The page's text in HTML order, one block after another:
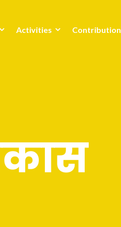
Activities Contribution